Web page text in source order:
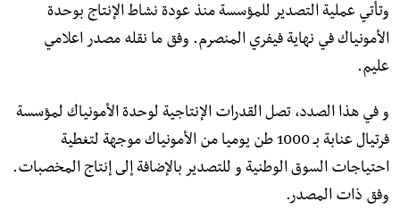
وتأتي عملية التصدير للمؤسسة منذ عودة نشاط الإنتاج بوحدة
الأمونياك في نهاية فيفري المنصرم. وفق ما نقله مصدر اعلامي
عليم.
و في هذا الصدد، تصل القدرات الإنتاجية لوحدة الأمونياك لمؤسسة
فرتيال عنابة بـ 1000 طن يوميا من الأمونياك موجهة لتغطية
احتياجات السوق الوطنية و للتصدير بالإضافة إلى إنتاج المخصبات.
وفق ذات المصدر.